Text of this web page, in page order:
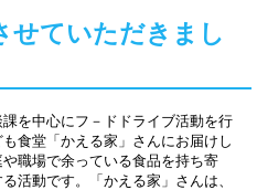
せていただきまし
を中心にフ－ドドライブ活動を行
食堂「かえる家」さんにお届けし
職場で余っている食品を持ち寄
活動です。「かえる家」さんは、